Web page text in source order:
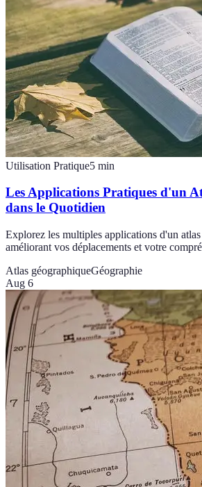
Utilisation Pratique5 min
Les Applications Pratiques d'un
dans le Quotidien
Explorez les multiples applications d'un
améliorant vos déplacements et votre
Atlas géographiqueGéographie
Aug 6